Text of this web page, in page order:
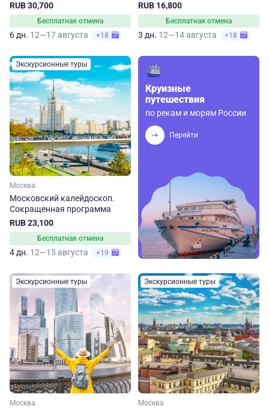
RUB 30,700
Бесплатная отмена
6 дн. 12—17 августа +18
RUB 16,800
Бесплатная отмена
3 дн. 12—14 августа +18
Экскурсионные туры
Москва
Московский калейдоскоп.
Сокращенная программа
RUB 23,100
Бесплатная отмена
4 дн. 12—15 августа +19
Круизные
путешествия
по рекам и морям России
Перейти
Экскурсионные туры
Москва
Экскурсионные туры
Москва